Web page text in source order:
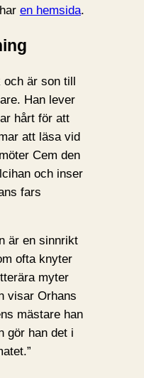
en hemsida.
och är son till
Han lever
hårt för att
att läsa vid
Cem den
och inser
fars
är en sinnrikt
ofta knyter
myter
visar Orhans
mästare han
gör han det i